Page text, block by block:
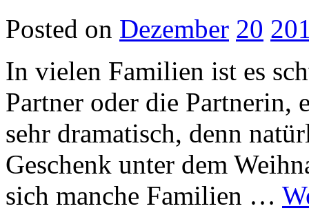
Posted on Dezember 20
In vielen Familien ist es
Partner oder die Partnerin,
sehr dramatisch, denn
Geschenk unter dem
sich manche Familien …